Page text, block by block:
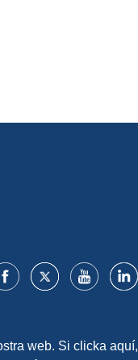
web. Si clicka aquí,